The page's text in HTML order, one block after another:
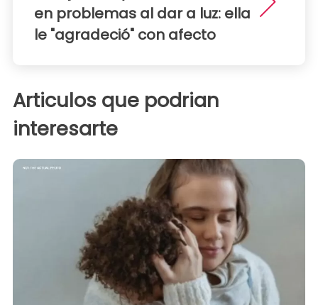
en problemas al dar a luz: ella
le "agradeció" con afecto
Articulos que podrian
interesarte